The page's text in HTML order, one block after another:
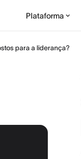
Plataforma
para a liderança?